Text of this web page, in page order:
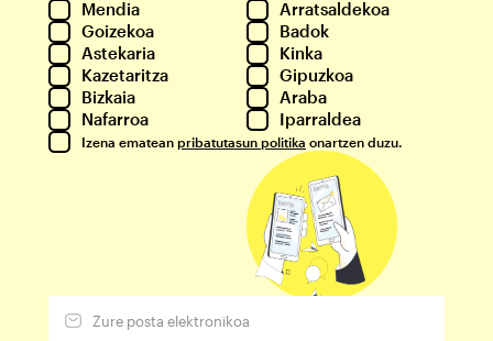
Mendia
Arratsaldekoa
Goizekoa
Badok
Astekaria
Kinka
Kazetaritza
Gipuzkoa
Bizkaia
Araba
Nafarroa
Iparraldea
Izena ematean pribatutasun politika onartzen duzu.